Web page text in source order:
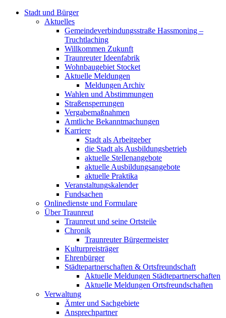
Stadt und Bürger
Aktuelles
Gemeindeverbindungsstraße Hassmoning –
Truchtlaching
Willkommen Zukunft
Traunreuter Ideenfabrik
Wohnbaugebiet Stocket
Aktuelle Meldungen
Meldungen Archiv
Wahlen und Abstimmungen
Straßensperrungen
Vergabemaßnahmen
Amtliche Bekanntmachungen
Karriere
Stadt als Arbeitgeber
die Stadt als Ausbildungsbetrieb
aktuelle Stellenangebote
aktuelle Ausbildungsangebote
aktuelle Praktika
Veranstaltungskalender
Fundsachen
Onlinedienste und Formulare
Über Traunreut
Traunreut und seine Ortsteile
Chronik
Traunreuter Bürgermeister
Kulturpreisträger
Ehrenbürger
Städtepartnerschaften & Ortsfreundschaft
Aktuelle Meldungen Städtepartnerschaften
Aktuelle Meldungen Ortsfreundschaften
Verwaltung
Ämter und Sachgebiete
Ansprechpartner